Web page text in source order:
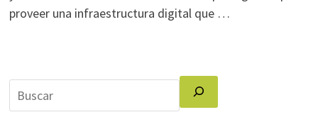
proveer una infraestructura digital que …